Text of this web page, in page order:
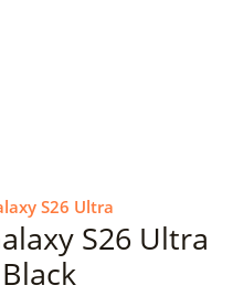
S26 Ultra
S26 Ultra